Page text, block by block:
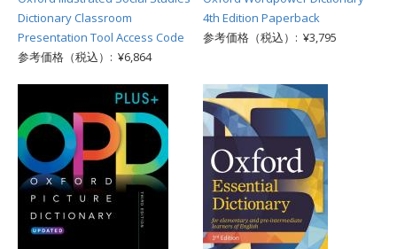
Dictionary Classroom
Presentation Tool Access Code
参考価格（税込）: ¥6,864
4th Edition Paperback
参考価格（税込）: ¥3,795